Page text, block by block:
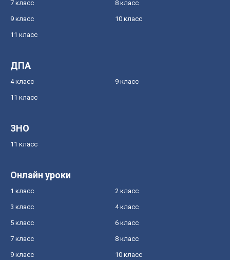
7 класс 8 класс
9 класс 10 класс
11 класс
ДПА
4 класс 9 класс
11 класс
ЗНО
11 класс
Онлайн уроки
1 класс 2 класс
3 класс 4 класс
5 класс 6 класс
7 класс 8 класс
9 класс 10 класс